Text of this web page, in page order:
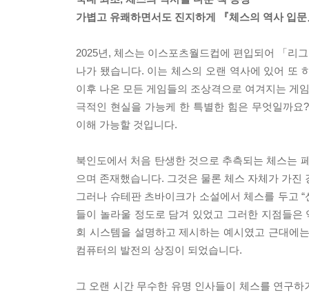
가볍고 유쾌하면서도 진지하게 『체스의 역사 입문
2025년, 체스는 이스포츠월드컵에 편입되어 「리
나가 됐습니다. 이는 체스의 오랜 역사에 있어 또
이후 나온 모든 게임들의 조상격으로 여겨지는 게
극적인 현실을 가능케 한 특별한 힘은 무엇일까요
이해 가능할 것입니다.
북인도에서 처음 탄생한 것으로 추측되는 체스는
으며 존재했습니다. 그것은 물론 체스 자체가 가
그러나 슈테판 츠바이크가 소설에서 체스를 두고
들이 놀라울 정도로 담겨 있었고 그러한 지점들
회 시스템을 설명하고 제시하는 예시였고 근대에
컴퓨터의 발전의 상징이 되었습니다.
그 오랜 시간 무수한 유명 인사들이 체스를 연구